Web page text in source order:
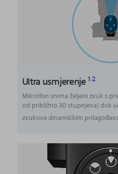
Ultra usmjerenje12
Mikrofon snima željeni zvuk s
od približno 30 stupnjeva) dok
zvukove dinamičkim